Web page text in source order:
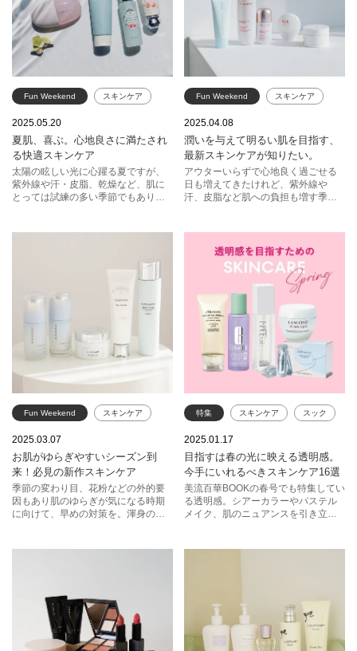
Fun Weekend スキンケア
紫外線
ジルスチュアート アルビオン
ファンケル スック
コスメデコルテ
2025.05.20
夏肌、喜ぶ。心地良さに満たされ
る快適スキンケア
太陽の眩しい光に心躍る夏ですが、
紫外線や汗・皮脂、乾燥など、肌に
とっては試練の多い季節でもありま
持ちもシャンと整います。
Fun Weekend スキンケア
SK-II
ファンケル
2025.04.08
潤いを与えて明るい肌を目指す、
最新スキンケアが知りたい。
アウターいらずで心地良く過ごせる
日も増えてきたけれど、紫外線や
汗、皮脂など肌への負担も増す季
一皮むけたい。そんなときのおすす
めをピックアップ。
Fun Weekend スキンケア
SHISEIDO
スック アルビオン
KANEBO
2025.03.07
お肌がゆらぎやすいシーズン到
来！必見の新作スキンケア
季節の変わり目、花粉などの外的要
因もあり肌のゆらぎが気になる時期
に向けて、早めの対策を。渾身のリ
肌で春を迎えましょう♪
特集 スキンケア スック
クリニーク
RMK SHISEIDO THREE
2025.01.17
目指すは春の光に映える透明感。
今手にいれるべきスキンケア16選
美流百華BOOKの春号でも特集してい
る透明感。シアーカラーやパステル
メイク、肌のニュアンスを引き立て
介します。これから訪れる春を、透